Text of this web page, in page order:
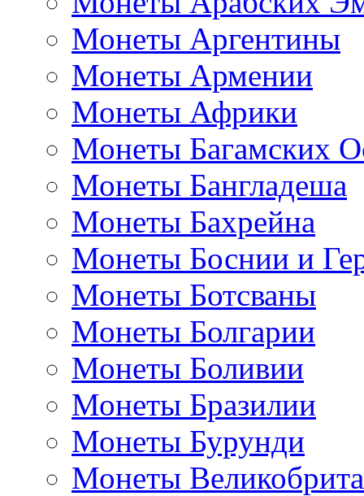
Монеты Аргентины
Монеты Армении
Монеты Африки
Монеты Багамских
Монеты Бангладеша
Монеты Бахрейна
Монеты Боснии и
Монеты Ботсваны
Монеты Болгарии
Монеты Боливии
Монеты Бразилии
Монеты Бурунди
Монеты